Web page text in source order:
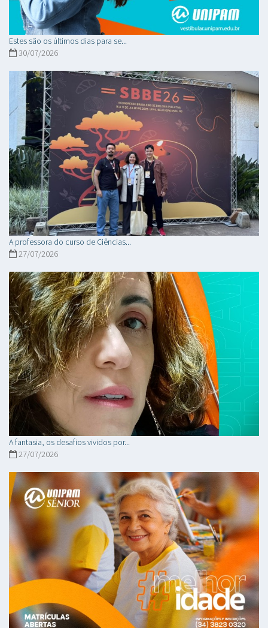
Estes são os últimos dias para se...
30/07/2026
A professora do curso de Ciências...
27/07/2026
A fantasia, os desafios vividos por...
27/07/2026